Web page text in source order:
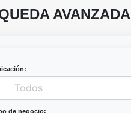
AVANZADA
de negocio: